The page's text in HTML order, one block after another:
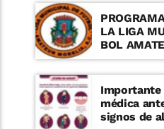
LA LIGA
BOL
médica
signos de